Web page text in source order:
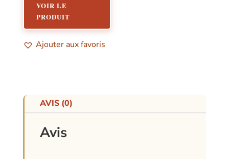
à
12,60€
VOIR LE
PRODUIT
choisies
Ajouter aux favoris
AVIS (0)
Avis